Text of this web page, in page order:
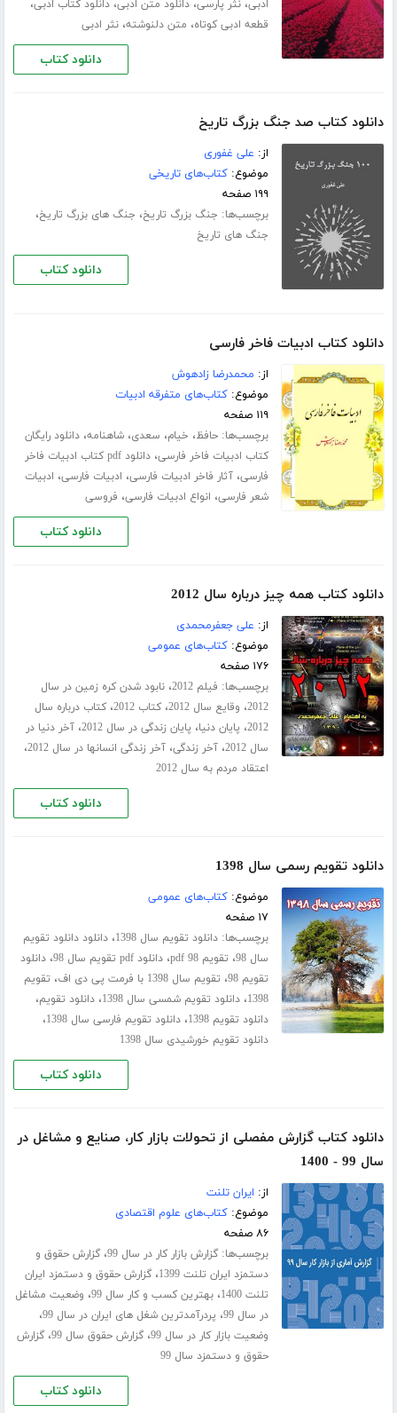
ادبی،نثر پارسی،دانلود متن ادبی،دانلود کتاب ادبی،
قطعه ادبی کوتاه، متن دلنوشته،نثر ادبی
دانلود کتاب
دانلود کتاب صد جنگ بزرگ تاریخ
از: علی غفوری
موضوع:کتاب‌های تاریخی
۱۹۹ صفحه
برچسب‌ها: جنگ بزرگ تاریخ، جنگ های بزرگ تاریخ،
جنگ های تاریخ
دانلود کتاب
دانلود کتاب ادبیات فاخر فارسی
از: محمدرضا زادهوش
موضوع:کتاب‌های متفرقه ادبیات
۱۱۹ صفحه
برچسب‌ها:حافظ، خیام، سعدی،شاهنامه،دانلود رایگان
کتاب ادبیات فاخر فارسی،
دانلود pdf کتاب ادبیات فاخر
فارسی،آثار فاخر ادبیات فارسی، ادبیات فارسی، ادبیات
شعر فارسی، انواع ادبیات فارسی، فروسی
دانلود کتاب
دانلود کتاب همه چیز درباره سال 2012
از: علی جعفرمحمدی
موضوع:کتاب‌های عمومی
۱۷۶ صفحه
برچسب‌ها: فیلم 2012 ،نابود شدن کره زمین در سال
2012، وقایع سال 2012 ،کتاب 2012 ،کتاب درباره سال
2012، پایان دنیا، پایان زندگی در سال 2012 ،آخر دنیا در
سال 2012
،آخر زندگی،آخر زندگی انسانها در سال 2012 ،
اعتقاد مردم به سال 2012
دانلود کتاب
دانلود تقویم رسمی سال 1398
موضوع:کتاب‌های عمومی
۱۷ صفحه
برچسب‌ها:دانلود تقویم سال 1398 ،دانلود دانلود تقویم
سال 98
، تقویم 98 pdf ،دانلود pdf تقویم سال 98 ،دانلود
تقویم 98
، تقویم سال 1398 با فرمت پی دی اف ، تقویم
1398،دانلود تقویم شمسی سال 1398 ،دانلود تقویم،
دانلود تقویم 1398 ،دانلود تقویم فارسی سال 1398 ،
دانلود تقویم خورشیدی سال 1398
دانلود کتاب
دانلود کتاب گزارش مفصلی از تحولات بازار کار، صنایع و مشاغل در
سال 99 - 1400
از: ایران تلنت
موضوع:کتاب‌های علوم اقتصادی
۸۶ صفحه
برچسب‌ها:گزارش بازار کار در سال 99 ،گزارش حقوق و
دستمزد ایران تلنت 1399
،گزارش حقوق و دستمزد ایران
تلنت 1400
،بهترین کسب و کار سال 99 ، وضعیت مشاغل
در سال 99
، پردرآمدترین شغل های ایران در سال 99 ،
وضعیت بازار کار در سال 99 ،گزارش حقوق سال 99 ،گزارش
حقوق و دستمزد سال 99
دانلود کتاب